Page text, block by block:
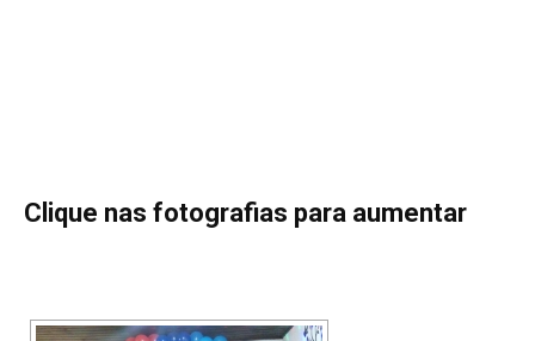
Clique nas fotografias para aumentar